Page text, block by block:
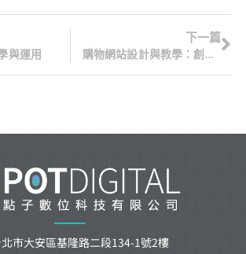
與運用
下一篇
購物網站設計與教學：創建引人入勝的電子商務體驗
市大安區基隆路二段134-1號2樓